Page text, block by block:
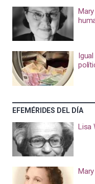
EFEMÉRIDES DEL DÍA
Lisa